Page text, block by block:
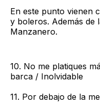
En este punto vienen
y boleros. Además de
Manzanero.
10. No me platiques
barca / Inolvidable
11. Por debajo de la